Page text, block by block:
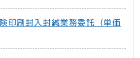
印刷封入封緘業務委託（単価